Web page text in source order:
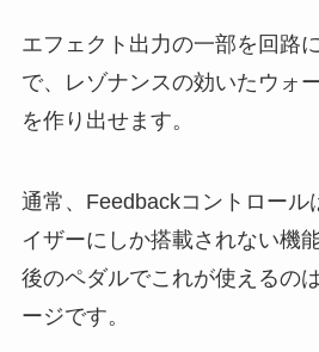
エフェクト出力の一部を回路
で、レゾナンスの効いたウォ
を作り出せます。
通常、Feedbackコントロール
イザーにしか搭載されない機
後のペダルでこれが使えるの
ージです。